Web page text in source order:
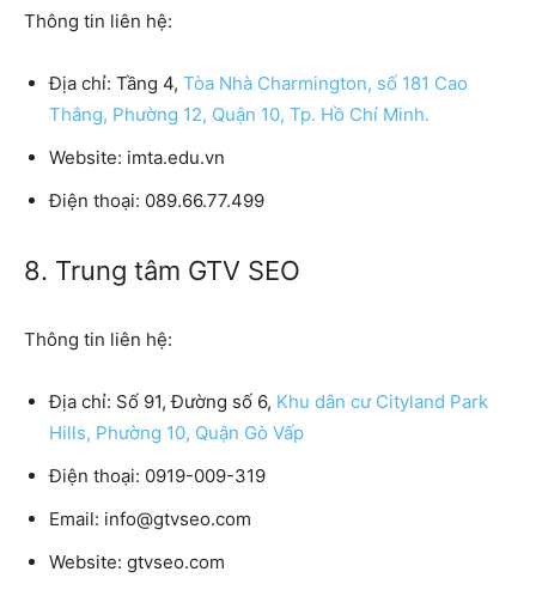
Thông tin liên hệ:
Địa chỉ: Tầng 4, Tòa Nhà Charmington, số 181 Cao
Thắng, Phường 12, Quận 10, Tp. Hồ Chí Minh.
Website: imta.edu.vn
Điện thoại: 089.66.77.499
8. Trung tâm GTV SEO
Thông tin liên hệ:
Địa chỉ: Số 91, Đường số 6, Khu dân cư Cityland Park
Hills, Phường 10, Quận Gò Vấp
Điện thoại: 0919-009-319
Email: info@gtvseo.com
Website: gtvseo.com